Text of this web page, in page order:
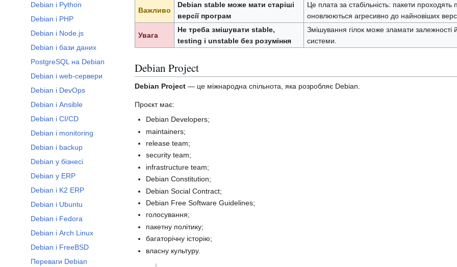
Debian і Python
Debian і PHP
Debian і Node.js
Debian і бази даних
PostgreSQL на Debian
Debian і web-сервери
Debian і DevOps
Debian і Ansible
Debian і CI/CD
Debian і monitoring
Debian і backup
Debian у бізнесі
Debian у ERP
Debian і K2 ERP
Debian і Ubuntu
Debian і Fedora
Debian і Arch Linux
Debian і FreeBSD
Переваги Debian
Важливо
Debian stable може мати старіші
версії програм
Це плата за стабільність: пакети проходять
оновлюються агресивно до найновіших
Увага
Не треба змішувати stable,
testing і unstable без розуміння
Змішування гілок може зламати залежності
системи.
Debian Project
Debian Project — це міжнародна спільнота, яка розробляє Debian.
Проєкт має:
Debian Developers;
maintainers;
release team;
security team;
infrastructure team;
Debian Constitution;
Debian Social Contract;
Debian Free Software Guidelines;
голосування;
пакетну політику;
багаторічну історію;
власну культуру.